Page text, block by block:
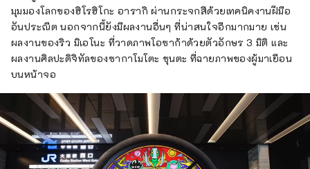
มุมมองโลกของฮิโรฮิโกะ อารากิ ผ่านกระจกสีด้วยเทคนิคงานฝีมือ
อันประณีต นอกจากนี้ยังมีผลงานอื่นๆ ที่น่าสนใจอีกมากมาย เช่น
ผลงานของริว มิเอโนะ ที่วาดภาพโอซาก้าด้วยตัวอักษร 3 มิติ และ
ผลงานศิลปะดิจิทัลของซากาโมโตะ ชุนตะ ที่ฉายภาพของผู้มาเยือน
บนหน้าจอ